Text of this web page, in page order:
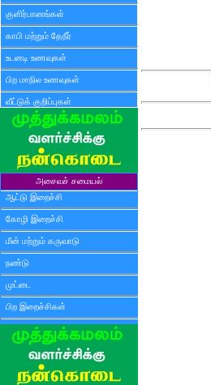
குளிர்பானங்கள்
காபி மற்றும் தேநீர்
உடனடி உணவுகள்
பிற மாநில உணவுகள்
வீட்டுக் குறிப்புகள்
அசைவச் சமையல்
ஆட்டு இறைச்சி
கோழி இறைச்சி
மீன் மற்றும் கருவாடு
நண்டு
முட்டை
பிற இறைச்சிகள்